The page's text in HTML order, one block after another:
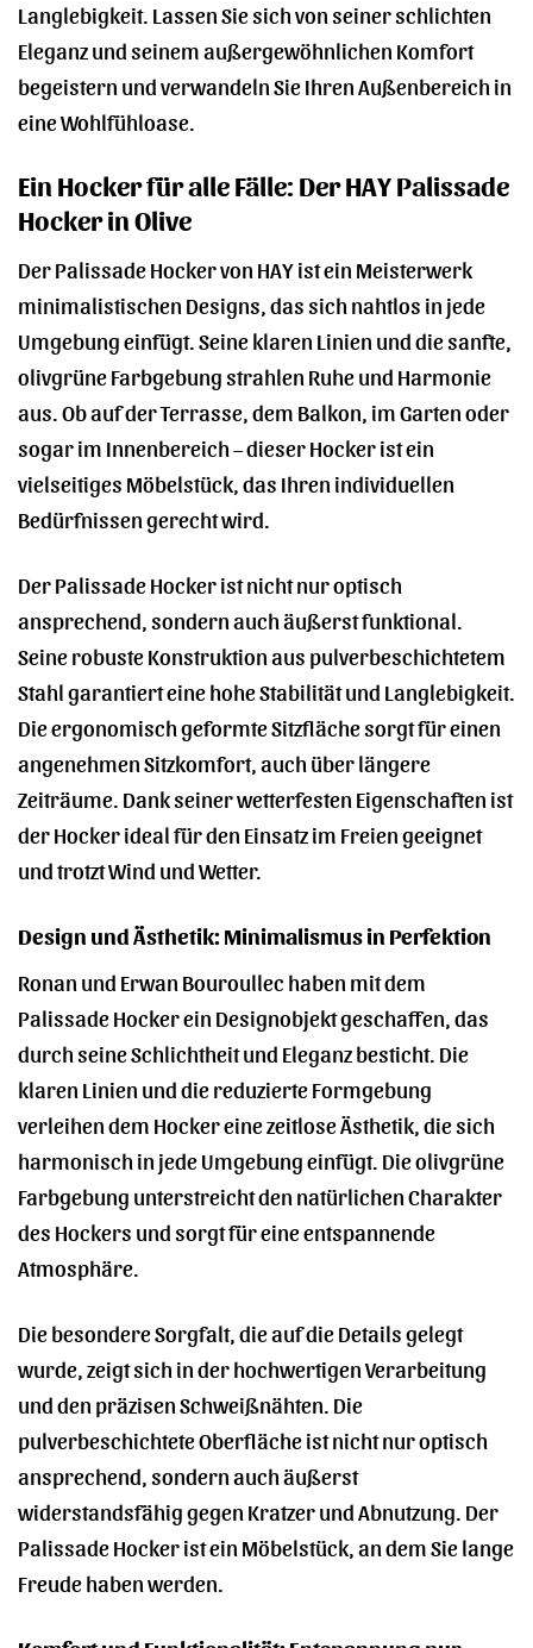
Langlebigkeit. Lassen Sie sich von seiner schlichten
Eleganz und seinem außergewöhnlichen Komfort
begeistern und verwandeln Sie Ihren Außenbereich in
eine Wohlfühloase.
Ein Hocker für alle Fälle: Der HAY Palissade
Hocker in Olive
Der Palissade Hocker von HAY ist ein Meisterwerk
minimalistischen Designs, das sich nahtlos in jede
Umgebung einfügt. Seine klaren Linien und die sanfte,
olivgrüne Farbgebung strahlen Ruhe und Harmonie
aus. Ob auf der Terrasse, dem Balkon, im Garten oder
sogar im Innenbereich – dieser Hocker ist ein
vielseitiges Möbelstück, das Ihren individuellen
Bedürfnissen gerecht wird.
Der Palissade Hocker ist nicht nur optisch
ansprechend, sondern auch äußerst funktional.
Seine robuste Konstruktion aus pulverbeschichtetem
Stahl garantiert eine hohe Stabilität und Langlebigkeit.
Die ergonomisch geformte Sitzfläche sorgt für einen
angenehmen Sitzkomfort, auch über längere
Zeiträume. Dank seiner wetterfesten Eigenschaften ist
der Hocker ideal für den Einsatz im Freien geeignet
und trotzt Wind und Wetter.
Design und Ästhetik: Minimalismus in Perfektion
Ronan und Erwan Bouroullec haben mit dem
Palissade Hocker ein Designobjekt geschaffen, das
durch seine Schlichtheit und Eleganz besticht. Die
klaren Linien und die reduzierte Formgebung
verleihen dem Hocker eine zeitlose Ästhetik, die sich
harmonisch in jede Umgebung einfügt. Die olivgrüne
Farbgebung unterstreicht den natürlichen Charakter
des Hockers und sorgt für eine entspannende
Atmosphäre.
Die besondere Sorgfalt, die auf die Details gelegt
wurde, zeigt sich in der hochwertigen Verarbeitung
und den präzisen Schweißnähten. Die
pulverbeschichtete Oberfläche ist nicht nur optisch
ansprechend, sondern auch äußerst
widerstandsfähig gegen Kratzer und Abnutzung. Der
Palissade Hocker ist ein Möbelstück, an dem Sie lange
Freude haben werden.